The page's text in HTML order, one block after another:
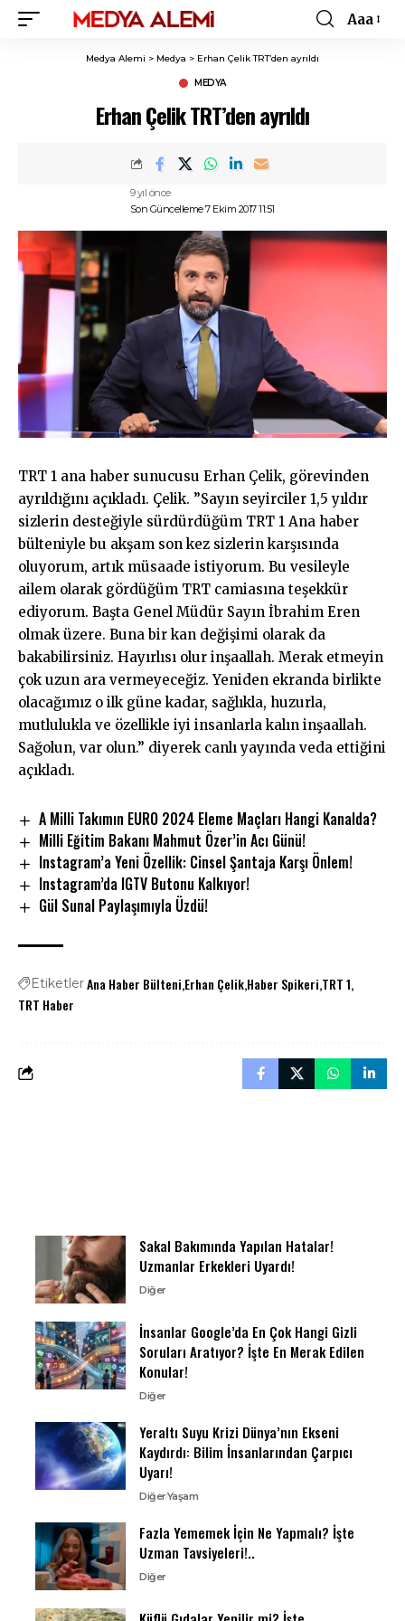
Font
Aaa
Medya Alemi > Medya > Erhan Çelik TRT’den ayrıldı
MEDYA
Erhan Çelik TRT’den ayrıldı
Son Güncelleme 7 Ekim 2017 11:51
9 yıl önce
TRT 1 ana haber sunucusu Erhan Çelik, görevinden
ayrıldığını açıkladı. Çelik. ”Sayın seyirciler 1,5 yıldır
sizlerin desteğiyle sürdürdüğüm TRT 1 Ana haber
bülteniyle bu akşam son kez sizlerin karşısında
oluyorum, artık müsaade istiyorum. Bu vesileyle
ailem olarak gördüğüm TRT camiasına teşekkür
ediyorum. Başta Genel Müdür Sayın İbrahim Eren
olmak üzere. Buna bir kan değişimi olarak da
bakabilirsiniz. Hayırlısı olur inşaallah. Merak etmeyin
çok uzun ara vermeyeceğiz. Yeniden ekranda birlikte
olacağımız o ilk güne kadar, sağlıkla, huzurla,
mutlulukla ve özellikle iyi insanlarla kalın inşaallah.
Sağolun, var olun.” diyerek canlı yayında veda ettiğini
açıkladı.
A Milli Takımın EURO 2024 Eleme Maçları Hangi Kanalda?
Milli Eğitim Bakanı Mahmut Özer’in Acı Günü!
Instagram’a Yeni Özellik: Cinsel Şantaja Karşı Önlem!
Instagram’da IGTV Butonu Kalkıyor!
Gül Sunal Paylaşımıyla Üzdü!
EtiketlerAna Haber Bülteni Erhan ÇelikHaber Spikeri TRT 1
TRT Haber
Sakal Bakımında Yapılan Hatalar!
Uzmanlar Erkekleri Uyardı!
Diğer
İnsanlar Google’da En Çok Hangi Gizli
Soruları Aratıyor? İşte En Merak Edilen
Konular!
Diğer
Yeraltı Suyu Krizi Dünya’nın Ekseni
Kaydırdı: Bilim İnsanlarından Çarpıcı
Uyarı!
DiğerYaşam
Fazla Yememek İçin Ne Yapmalı? İşte
Uzman Tavsiyeleri!..
Diğer